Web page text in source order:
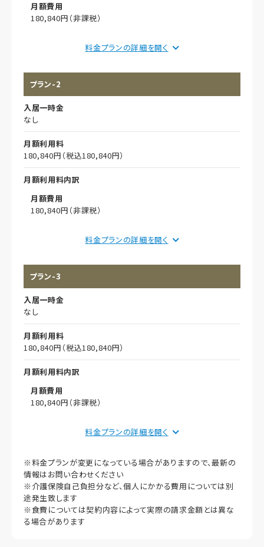
月額費用
180,840円（非課税）
想定居住期間（償却年月数）
その他事項
15.69 ㎡
料金プランの詳細を
プラン-2
入居一時金
なし
月額利用料
180,840円（税込180,840円）
月額利用料内訳
月額費用
180,840円（非課税）
想定居住期間（償却年月数）
その他事項
料金プランの詳細を
プラン-3
入居一時金
なし
月額利用料
180,840円（税込180,840円）
月額利用料内訳
月額費用
180,840円（非課税）
想定居住期間（償却年月数）
その他事項
料金プランの詳細を
※料金プランが変更になっている場合がありますので、最新の
情報はお問い合わせください
※介護保険自己負担分など、個人にかかる費用については別
途発生致します
※食費については契約内容によって実際の請求金額とは異な
る場合があります